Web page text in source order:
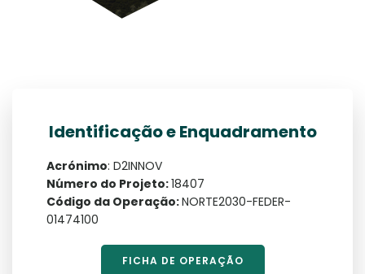
Identificação e Enquadramento
Acrónimo: D2INNOV
Número do Projeto:18407
Código da Operação:NORTE2030-FEDER-
01474100
FICHA DE OPERAÇÃO